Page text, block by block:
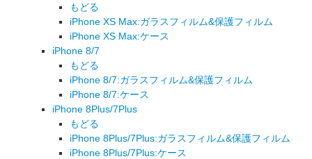
もどる
iPhone XS Max:ガラスフィルム&保護フィルム
iPhone XS Max:ケース
iPhone 8/7
もどる
iPhone 8/7:ガラスフィルム&保護フィルム
iPhone 8/7:ケース
iPhone 8Plus/7Plus
もどる
iPhone 8Plus/7Plus:ガラスフィルム&保護フィルム
iPhone 8Plus/7Plus:ケース